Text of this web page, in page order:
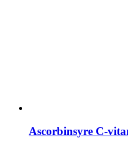
Ascorbinsyre C-